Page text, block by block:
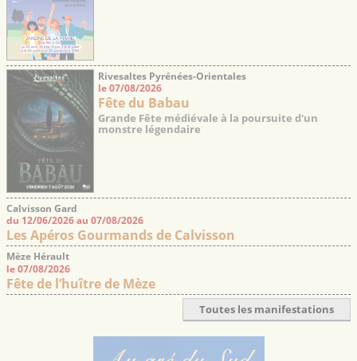
Rivesaltes Pyrénées-Orientales
le 07/08/2026
Fête du Babau
Grande Fête médiévale à la poursuite d'un
monstre légendaire
Calvisson Gard
du 12/06/2026 au 07/08/2026
Les Apéros Gourmands de Calvisson
Mèze Hérault
le 07/08/2026
Fête de l’huître de Mèze
Toutes les manifestations